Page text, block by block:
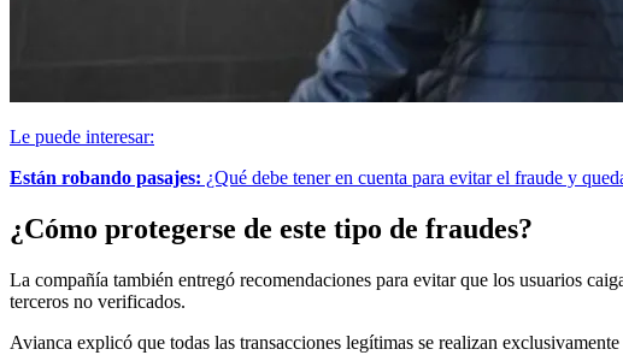
Le puede interesar:
Están robando pasajes: ¿Qué debe tener en cuenta para evitar el fraude y
¿Cómo protegerse de este tipo de fraudes?
La compañía también entregó recomendaciones para evitar que los usuarios
terceros no verificados.
Avianca explicó que todas las transacciones legítimas se realizan